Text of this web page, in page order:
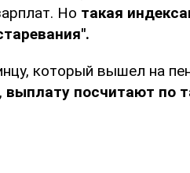
Но такая
который вышел на
выплату посчитают по